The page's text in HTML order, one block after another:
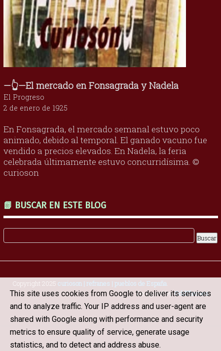
—👆—El mercado en Fonsagrada y Nadela
El Progreso
2 de enero de 1925
En Fonsagrada, el mercado semanal estuvo poco
animado, debido al temporal. El ganado vacuno fue
vendido a precios elevados. En Nadela, la feria
celebrada últimamente estuvo concurridísima. ©
curioson
📗 BUSCAR EN ESTE BLOG
Copyright 2025 curioson | refranes | pueblos de España
Designed byOddThemes
This site uses cookies from Google to deliver its services
and to analyze traffic. Your IP address and user-agent are
shared with Google along with performance and security
metrics to ensure quality of service, generate usage
statistics, and to detect and address abuse.